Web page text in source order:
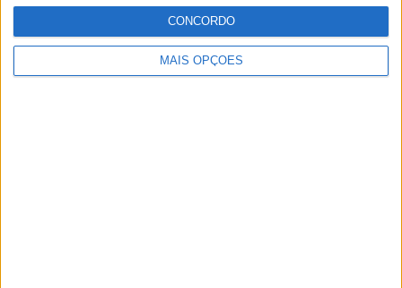
MAIS OPÇÕES
CONCORDO